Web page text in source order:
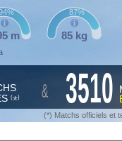
m 85 kg
87%
(*) & 3510
(*) Matchs officiels et